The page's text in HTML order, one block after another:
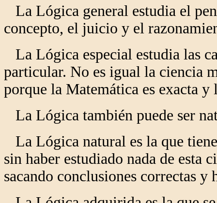
La Lógica general estudia el
concepto, el juicio y el
La Lógica especial estudia las
particular. No es igual la ciencia
porque la Matemática es exacta y
La Lógica también puede ser
La Lógica natural es la que
sin haber estudiado nada de esta
sacando conclusiones correctas